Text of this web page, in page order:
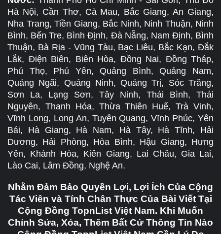
Hà Nội, Cần Thơ, Cà Mau, Bắc Giang, An Giang,
Nha Trang, Tiền Giang, Bắc Ninh, Ninh Thuận, Ninh
Bình, Bến Tre, Bình Định, Đà Nẵng, Nam Định, Bình
Thuận, Bà Rịa - Vũng Tàu, Bạc Liêu, Bắc Kạn, Đắk
Lắk, Điện Biên, Biên Hòa, Đồng Nai, Đồng Tháp,
Phú Thọ, Phú Yên, Quảng Bình, Quảng Nam,
Quảng Ngãi, Quảng Ninh, Quảng Trị, Sóc Trăng,
Sơn La, Lạng Sơn, Tây Ninh, Thái Bình, Thái
Nguyên, Thanh Hóa, Thừa Thiên Huế, Trà Vinh,
Vĩnh Long, Long An, Tuyên Quang, Vĩnh Phúc, Yên
Bái, Hà Giang, Hà Nam, Hà Tây, Hà Tĩnh, Hải
Dương, Hải Phòng, Hòa Bình, Hậu Giang, Hưng
Yên, Khánh Hòa, Kiên Giang, Lai Châu, Gia Lai,
Lào Cai, Lâm Đồng, Nghệ An.
Nhằm Đảm Bảo Quyền Lợi, Lợi Ích Của Cộng
Tác Viên và Tính Chân Thực Của Bài Viết Tại
Cộng Đồng TopnList Việt Nam. Khi Muốn
Chỉnh Sửa, Xóa, Thêm Bất Cứ Thông Tin Nào